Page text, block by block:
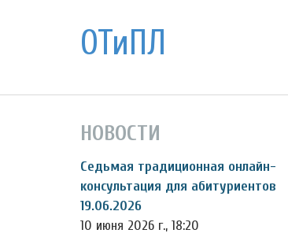
ОТиПЛ
НОВОСТИ
Седьмая традиционная онлайн-
консультация для абитуриентов
19.06.2026
10 июня 2026 г., 18:20